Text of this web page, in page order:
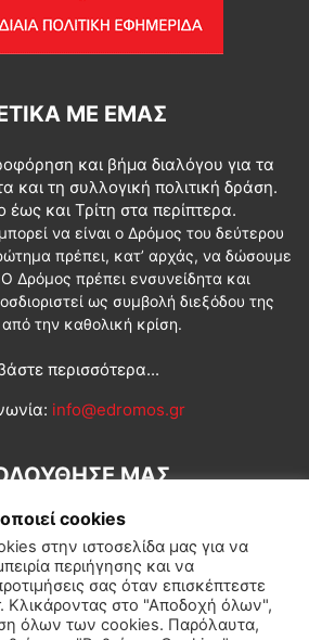
ΜΕ ΕΜΆΣ
και βήμα διαλόγου για τα
και τη συλλογική πολιτική δράση.
και Τρίτη στα περίπτερα.
να είναι ο Δρόμος του δεύτερου
πρέπει, κατ’ αρχάς, να δώσουμε
Δρόμος πρέπει ενσυνείδητα και
ως συμβολή διεξόδου της
την καθολική κρίση.
περισσότερα...
info@edromos.gr
ΜΑΣ
Πολιτική Διεθνή Κοινωνία
cookies
στην ιστοσελίδα μας για να
περιήγησης και να
σας όταν επισκέπτεστε
Κλικάροντας στο "Αποδοχή όλων",
όλων των cookies. Παρόλαυτα,